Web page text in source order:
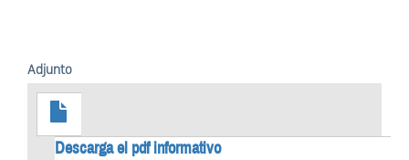
Adjunto
Descarga el pdf informativo